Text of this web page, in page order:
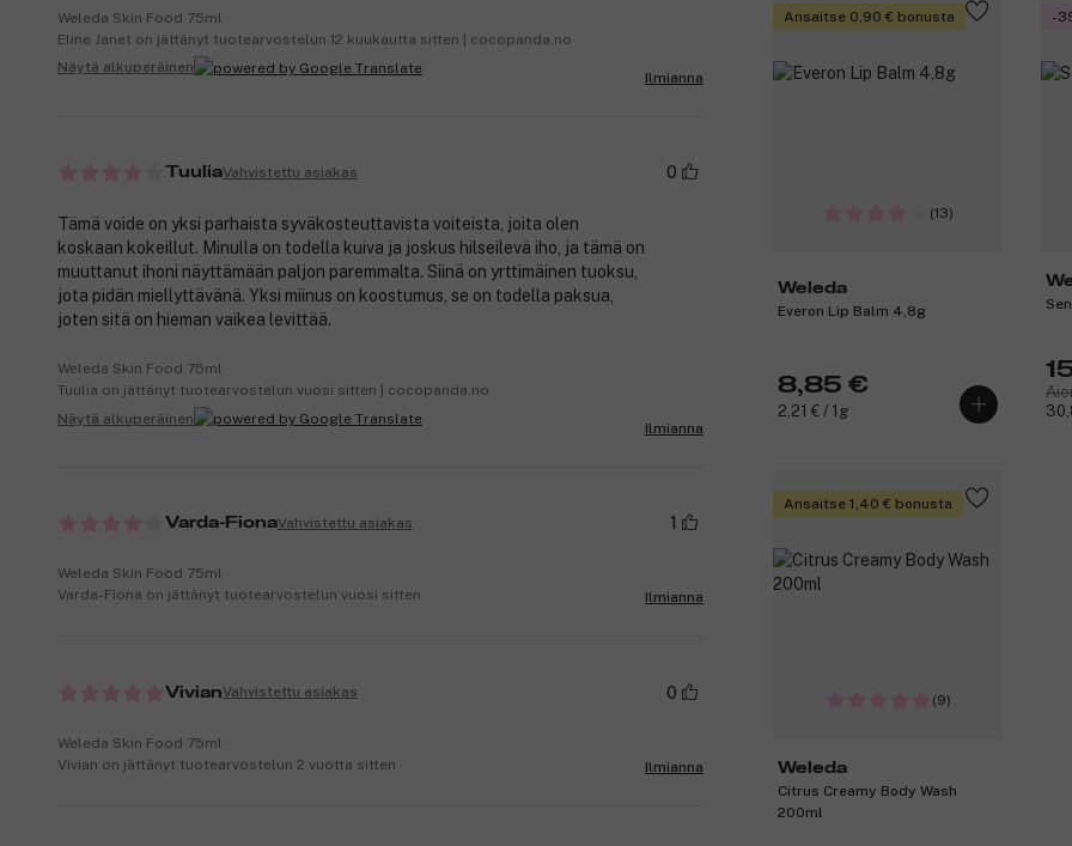
Ansaitse 0,90 € bonusta
(13)
Weleda
Everon Lip Balm 4,8g
8,85 €
2,21 € / 1g
-
Ansaitse 1,40 € bonusta
(9)
Weleda
Citrus Creamy Body Wash
200ml
Weleda Skin Food 75ml
Eline Janet on jättänyt tuotearvostelun 12 kuukautta sitten | cocopanda.no
Näytä alkuperäinen
Ilmianna
TuuliaVahvistettu asiakas 0
Tämä voide on yksi parhaista syväkosteuttavista voiteista, joita olen
koskaan kokeillut. Minulla on todella kuiva ja joskus hilseilevä iho, ja tämä on
muuttanut ihoni näyttämään paljon paremmalta. Siinä on yrttimäinen tuoksu,
jota pidän miellyttävänä. Yksi miinus on koostumus, se on todella paksua,
joten sitä on hieman vaikea levittää.
Weleda Skin Food 75ml
Tuulia on jättänyt tuotearvostelun vuosi sitten | cocopanda.no
Näytä alkuperäinen
Ilmianna
Varda-FionaVahvistettu asiakas 1
Weleda Skin Food 75ml
Varda-Fiona on jättänyt tuotearvostelun vuosi sitten
Ilmianna
VivianVahvistettu asiakas 0
Weleda Skin Food 75ml
Vivian on jättänyt tuotearvostelun 2 vuotta sitten
Ilmianna